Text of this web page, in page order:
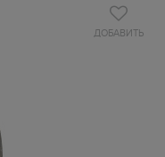
ДОБАВИТЬ